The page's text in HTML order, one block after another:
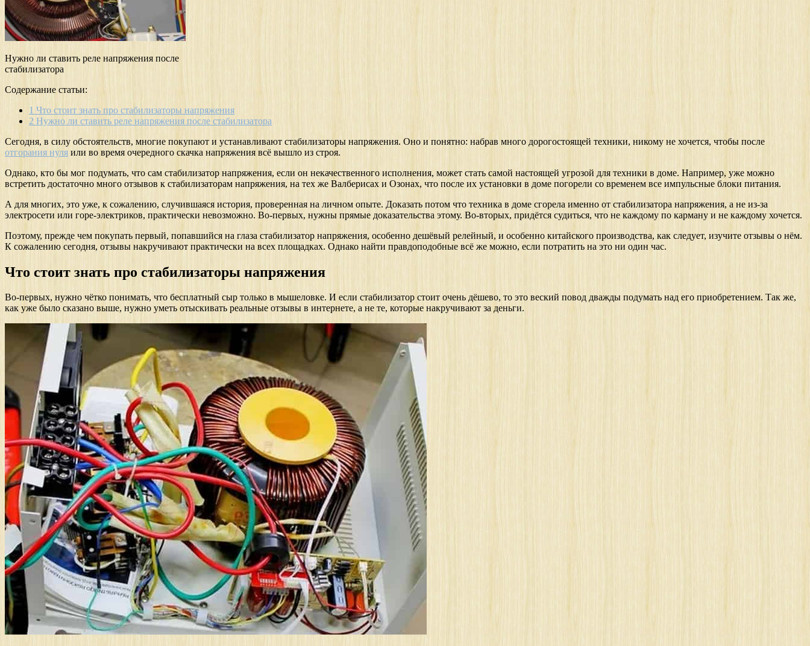
Нужно ли ставить реле напряжения после
стабилизатора
Содержание статьи:
1 Что стоит знать про стабилизаторы напряжения
2 Нужно ли ставить реле напряжения после стабилизатора
Сегодня, в силу обстоятельств, многие покупают и устанавливают стабилизаторы напряжения. Оно и понятно: набрав много дорогостоящей техники, никому не хочется, чтобы после
отгорания нуля или во время очередного скачка напряжения всё вышло из строя.
Однако, кто бы мог подумать, что сам стабилизатор напряжения, если он некачественного исполнения, может стать самой настоящей угрозой для техники в доме. Например, уже можно
встретить достаточно много отзывов к стабилизаторам напряжения, на тех же Валберисах и Озонах, что после их установки в доме погорели со временем все импульсные блоки питания.
А для многих, это уже, к сожалению, случившаяся история, проверенная на личном опыте. Доказать потом что техника в доме сгорела именно от стабилизатора напряжения, а не из-за
электросети или горе-электриков, практически невозможно. Во-первых, нужны прямые доказательства этому. Во-вторых, придётся судиться, что не каждому по карману и не каждому хочется.
Поэтому, прежде чем покупать первый, попавшийся на глаза стабилизатор напряжения, особенно дешёвый релейный, и особенно китайского производства, как следует, изучите отзывы о нём.
К сожалению сегодня, отзывы накручивают практически на всех площадках. Однако найти правдоподобные всё же можно, если потратить на это ни один час.
Что стоит знать про стабилизаторы напряжения
Во-первых, нужно чётко понимать, что бесплатный сыр только в мышеловке. И если стабилизатор стоит очень дёшево, то это веский повод дважды подумать над его приобретением. Так же,
как уже было сказано выше, нужно уметь отыскивать реальные отзывы в интернете, а не те, которые накручивают за деньги.